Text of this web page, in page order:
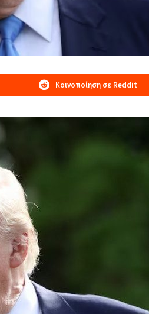
Κοινοποίηση σε Reddit